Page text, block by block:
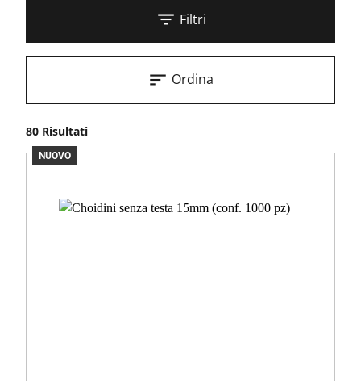
Filtri
80 Risultati
Ordina
NUOVO